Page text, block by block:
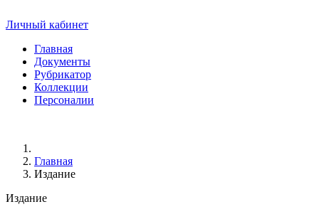
Личный кабинет
Главная
Документы
Рубрикатор
Коллекции
Персоналии
Главная
Издание
Издание